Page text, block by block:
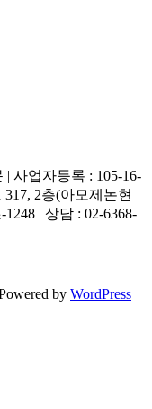
사업자등록 : 105-16-
2층(아모제논현
| 상담 : 02-6368-
by WordPress